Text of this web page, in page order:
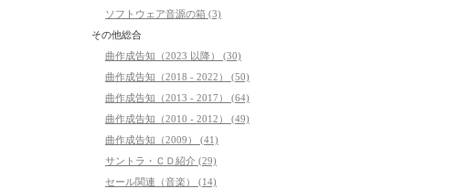
ソフトウェア音源の箱 (3)
その他総合
曲作成告知（2023 以降） (30)
曲作成告知（2018 - 2022） (50)
曲作成告知（2013 - 2017） (64)
曲作成告知（2010 - 2012） (49)
曲作成告知（2009） (41)
サントラ・ＣＤ紹介 (29)
セール関連（音楽） (14)